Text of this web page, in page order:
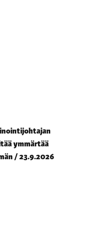
ymmärtää
/ 23.9.2026